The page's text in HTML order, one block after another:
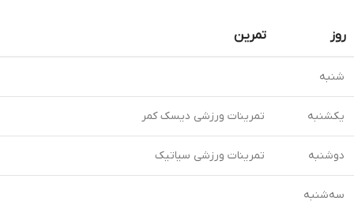
روز تمرین
شنبه
یکشنبه تمرینات ورزشی دیسک کمر
دوشنبه تمرینات ورزشی سیاتیک
سه‌شنبه